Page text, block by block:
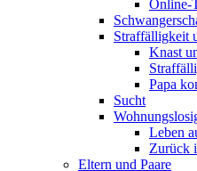
Online-
Straffälligkeit
Knast
Papa
Sucht
Leben
Zurück
Eltern und Paare